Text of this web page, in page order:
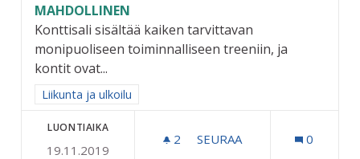
MAHDOLLINEN
Konttisali sisältää kaiken tarvittavan
monipuoliseen toiminnalliseen treeniin, ja
kontit ovat...
Rajaa tulokset aihepiirin mukaan: Liikunta ja ulkoilu
Liikunta ja ulkoilu
LUONTIAIKA
19.11.2019
2 2 SEURAAJAA
SEURAA 0